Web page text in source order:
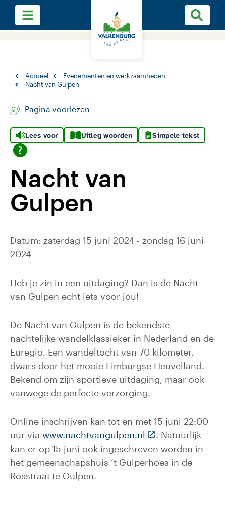
Actueel
Evenementen en werkzaamheden
Nacht van Gulpen
Pagina voorlezen
Lees voor Uitleg woorden Simpele tekst
Nacht van
Gulpen
Datum: zaterdag 15 juni 2024 - zondag 16 juni
2024
Heb je zin in een uitdaging? Dan is de Nacht
van Gulpen echt iets voor jou!
De Nacht van Gulpen is de bekendste
nachtelijke wandelklassieker in Nederland en de
Euregio. Een wandeltocht van 70 kilometer,
dwars door het mooie Limburgse Heuvelland.
Bekend om zijn sportieve uitdaging, maar ook
vanwege de perfecte verzorging.
Online inschrijven kan tot en met 15 juni 22:00
uur via www.nachtvangulpen.nl (Deze link gaat
. Natuurlijk
kan er op 15 juni ook ingeschreven worden in
het gemeenschapshuis ’t Gulperhoes in de
Rosstraat te Gulpen.